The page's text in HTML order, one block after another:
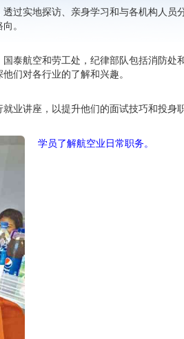
过实地探访、亲身学习和与各机构人员
。
泰航空和劳工处，纪律部队包括消防处
们对各行业的了解和兴趣。
业讲座，以提升他们的面试技巧和投身
学员了解航空业日常职务。